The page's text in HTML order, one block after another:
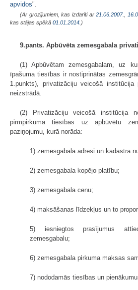
apvidos".
(Ar grozījumiem, kas izdarīti ar21.06.2007.
kas stājas spēkā 01.01.2014. )
9.pants. Apbūvēta zemesgabala
(1) Apbūvētam zemesgabalam, uz
īpašuma tiesības ir nostiprinātas
1.punkts), privatizāciju veicošā institūcija
neizstrādā.
(2) Privatizāciju veicošā institūcija
pirmpirkuma tiesības uz apbūvētu
paziņojumu, kurā norāda:
1) zemesgabala adresi un kadastra
2) zemesgabala kopējo platību;
3) zemesgabala cenu;
4) maksāšanas līdzekļus un to
5) iesniegtos prasījumus
zemesgabalu;
6) zemesgabala pirkuma maksas
7) nododamās tiesības un